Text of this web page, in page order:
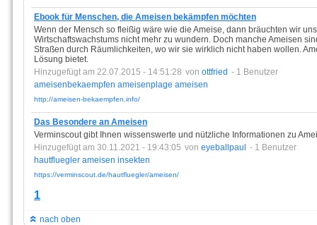
Ebook für Menschen, die Ameisen bekämpfen möchten
Wenn der Mensch so fleißig wäre wie die Ameise, dann bräuchten wir
Wirtschaftswachstums nicht mehr zu wundern. Doch manche Ameisen
Straßen durch Räumlichkeiten, wo wir sie wirklich nicht haben wollen.
Lösung bietet.
Hinzugefügt am 22.07.2015 - 14:51:28 von ottfried - 1 Benutzer
ameisenbekaempfen ameisenplage ameisen
http://ameisen-bekaempfen.info/
Das Besondere an Ameisen
Verminscout gibt Ihnen wissenswerte und nützliche Informationen zu
Hinzugefügt am 30.11.2021 - 19:43:05 von eyeballpaul
- 1 Benutzer
hautfluegler ameisen insekten
https://verminscout.de/hautfluegler/ameisen/
1
nach oben